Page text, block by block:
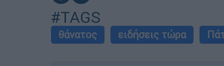
#TAGS
θάνατος ειδήσεις τώρα